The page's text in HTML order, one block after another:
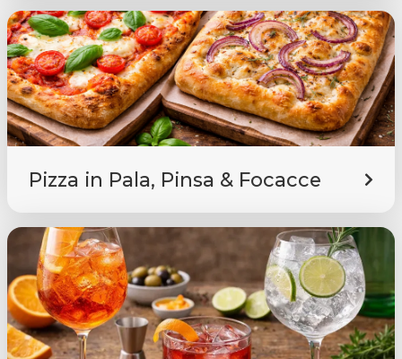
Pizza in Pala, Pinsa & Focacce